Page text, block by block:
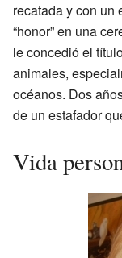
recatada y con un
“honor” en una
le concedió el
animales,
océanos. Dos
de un estafador
Vida